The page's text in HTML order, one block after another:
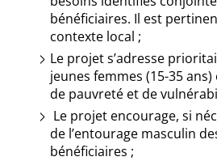
bénéficiaires. Il est
contexte local ;
Le projet s’adresse
jeunes femmes (15-35
de pauvreté et de
Le projet encourage, si
de l’entourage masculin
bénéficiaires ;